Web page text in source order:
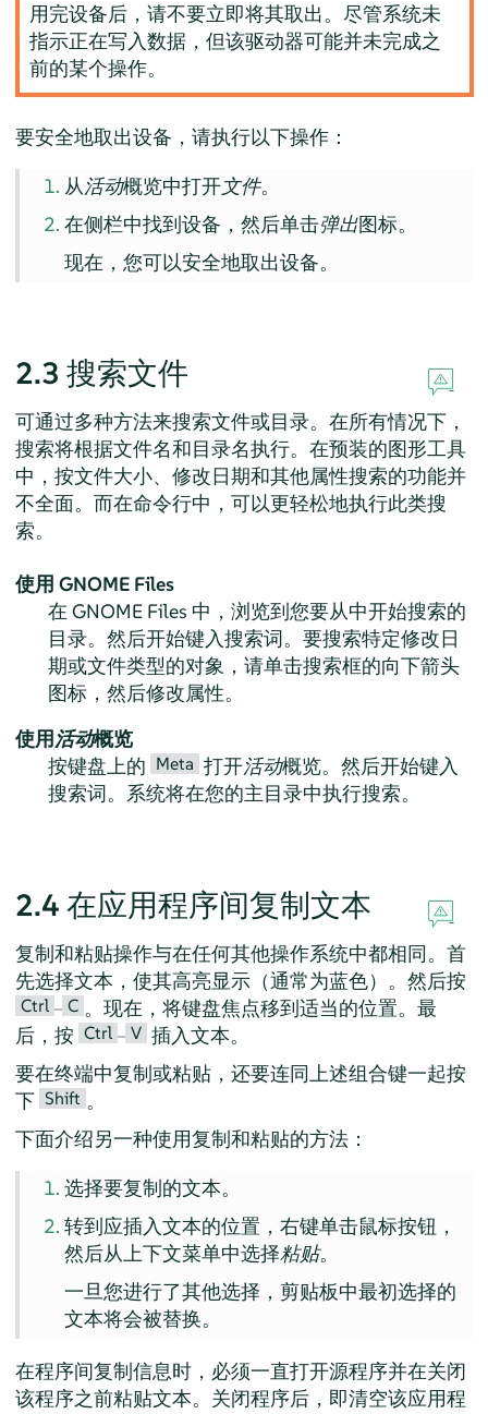
用完设备后，请不要立即将其取出。尽管系统未
指示正在写入数据，但该驱动器可能并未完成之
前的某个操作。
要安全地取出设备，请执行以下操作：
从活动概览中打开文件。
在侧栏中找到设备，然后单击弹出图标。
现在，您可以安全地取出设备。
2.3 搜索文件
可通过多种方法来搜索文件或目录。在所有情况下，
搜索将根据文件名和目录名执行。在预装的图形工具
中，按文件大小、修改日期和其他属性搜索的功能并
不全面。而在命令行中，可以更轻松地执行此类搜
索。
使用 GNOME Files
在 GNOME Files 中，浏览到您要从中开始搜索的
目录。然后开始键入搜索词。要搜索特定修改日
期或文件类型的对象，请单击搜索框的向下箭头
图标，然后修改属性。
使用活动概览
按键盘上的 Meta 打开活动概览。然后开始键入
搜索词。系统将在您的主目录中执行搜索。
2.4 在应用程序间复制文本
复制和粘贴操作与在任何其他操作系统中都相同。首
先选择文本，使其高亮显示（通常为蓝色）。然后按
Ctrl – C 。现在，将键盘焦点移到适当的位置。最
后，按 Ctrl – V 插入文本。
要在终端中复制或粘贴，还要连同上述组合键一起按
下 Shift 。
下面介绍另一种使用复制和粘贴的方法：
选择要复制的文本。
转到应插入文本的位置，右键单击鼠标按钮，
然后从上下文菜单中选择粘贴。
一旦您进行了其他选择，剪贴板中最初选择的
文本将会被替换。
在程序间复制信息时，必须一直打开源程序并在关闭
该程序之前粘贴文本。关闭程序后，即清空该应用程